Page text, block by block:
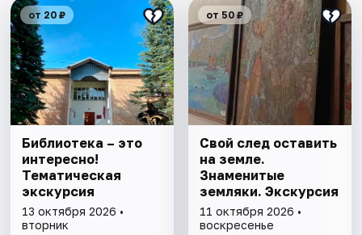
от 20 ₽
Библиотека – это
интересно!
Тематическая
экскурсия
13 октября 2026 •
вторник
от 50 ₽
Свой след оставить
на земле.
Знаменитые
земляки. Экскурсия
11 октября 2026 •
воскресенье